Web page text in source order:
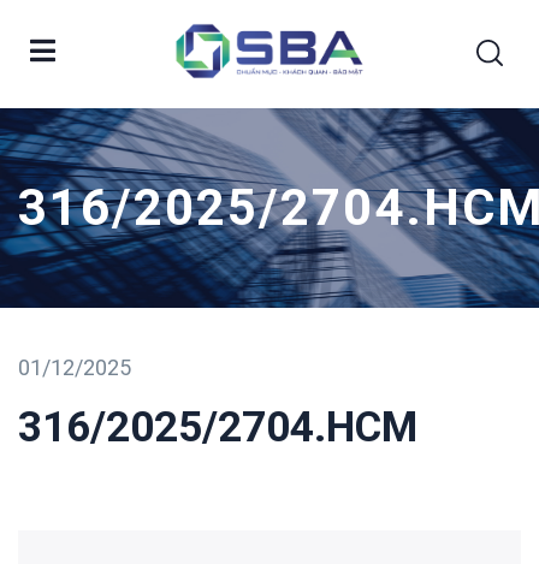
316/2025/
01/12/2025
316/2025/2704.HCM